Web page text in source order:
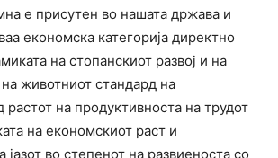
е присутен во нашата држава и
економска категорија директно
на стопанскиот развој и на
животниот стандард на
на продуктивноста на трудот
на економскиот раст и
во степенот на развиеноста со